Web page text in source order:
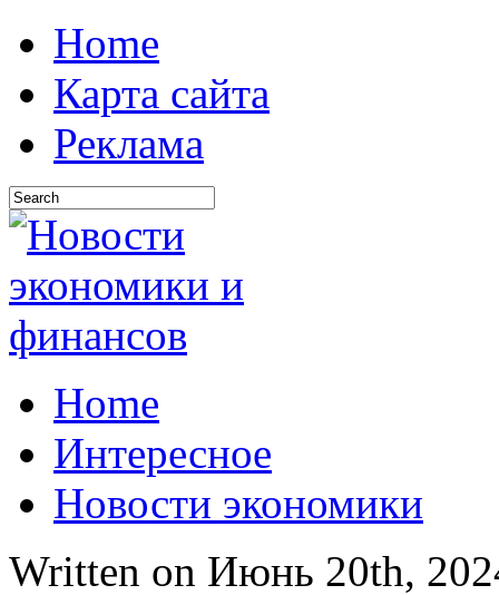
Home
Карта сайта
Реклама
Home
Интересное
Новости экономики
Written on Июнь 20th,